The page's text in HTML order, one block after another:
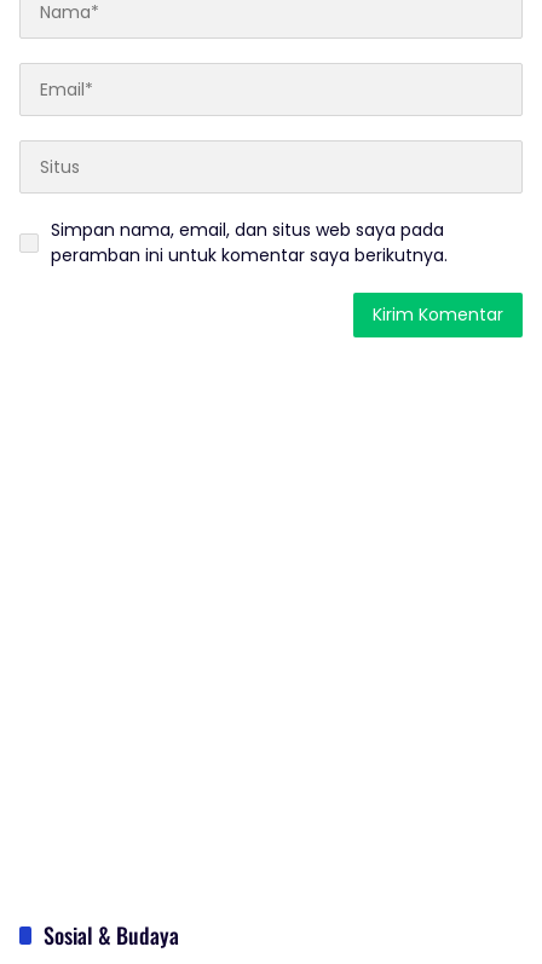
Simpan nama, email, dan situs web saya pada
peramban ini untuk komentar saya berikutnya.
Sosial & Budaya